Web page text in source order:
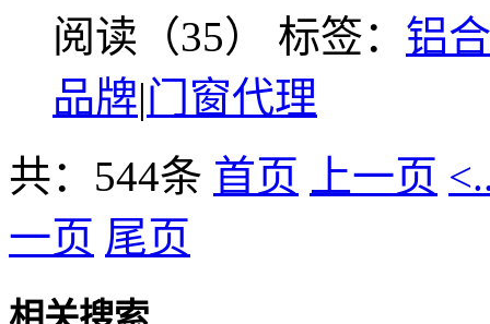
阅读（35） 标签： 铝
品牌|门窗代理
共：544条 首页 上一页
一页 尾页